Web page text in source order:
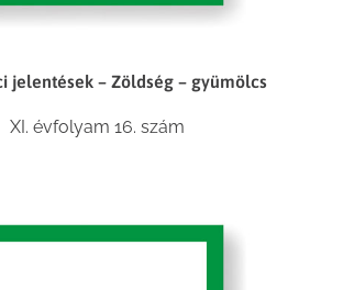
jelentések – Zöldség – gyümölcs
XI. évfolyam 16. szám